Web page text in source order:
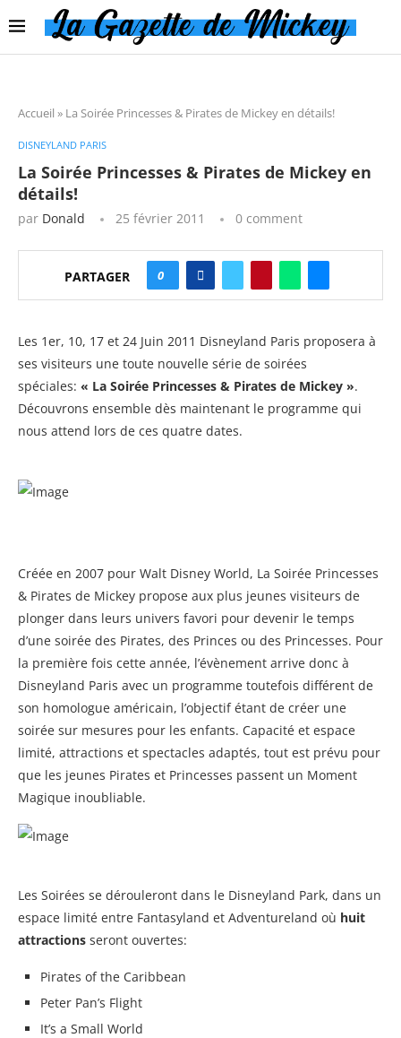
Accueil » La Soirée Princesses & Pirates de Mickey en détails!
DISNEYLAND PARIS
La Soirée Princesses & Pirates de Mickey en
détails!
par Donald 25 février 2011 0 comment
PARTAGER 0
Les 1er, 10, 17 et 24 Juin 2011 Disneyland Paris proposera à
ses visiteurs une toute nouvelle série de soirées
spéciales: « La Soirée Princesses & Pirates de Mickey ».
Découvrons ensemble dès maintenant le programme qui
nous attend lors de ces quatre dates.
Créée en 2007 pour Walt Disney World, La Soirée Princesses
& Pirates de Mickey propose aux plus jeunes visiteurs de
plonger dans leurs univers favori pour devenir le temps
d’une soirée des Pirates, des Princes ou des Princesses. Pour
la première fois cette année, l’évènement arrive donc à
Disneyland Paris avec un programme toutefois différent de
son homologue américain, l’objectif étant de créer une
soirée sur mesures pour les enfants. Capacité et espace
limité, attractions et spectacles adaptés, tout est prévu pour
que les jeunes Pirates et Princesses passent un Moment
Magique inoubliable.
Les Soirées se dérouleront dans le Disneyland Park, dans un
espace limité entre Fantasyland et Adventureland où huit
attractions seront ouvertes:
Pirates of the Caribbean
Peter Pan’s Flight
It’s a Small World